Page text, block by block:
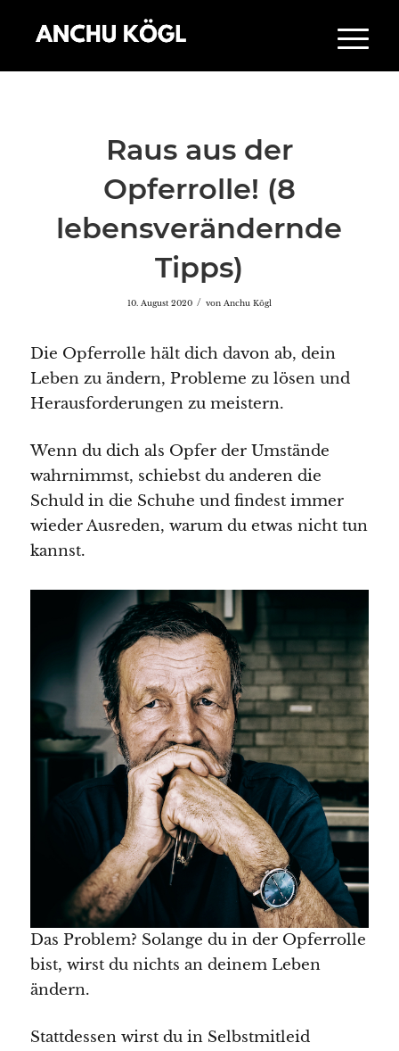
Raus aus der
Opferrolle! (8
lebensverändernde
Tipps)
10. August 2020 / von Anchu Kögl
Die Opferrolle hält dich davon ab, dein
Leben zu ändern, Probleme zu lösen und
Herausforderungen zu meistern.
Wenn du dich als Opfer der Umstände
wahrnimmst, schiebst du anderen die
Schuld in die Schuhe und findest immer
wieder Ausreden, warum du etwas nicht tun
kannst.
Das Problem? Solange du in der Opferrolle
bist, wirst du nichts an deinem Leben
ändern.
Stattdessen wirst du in Selbstmitleid